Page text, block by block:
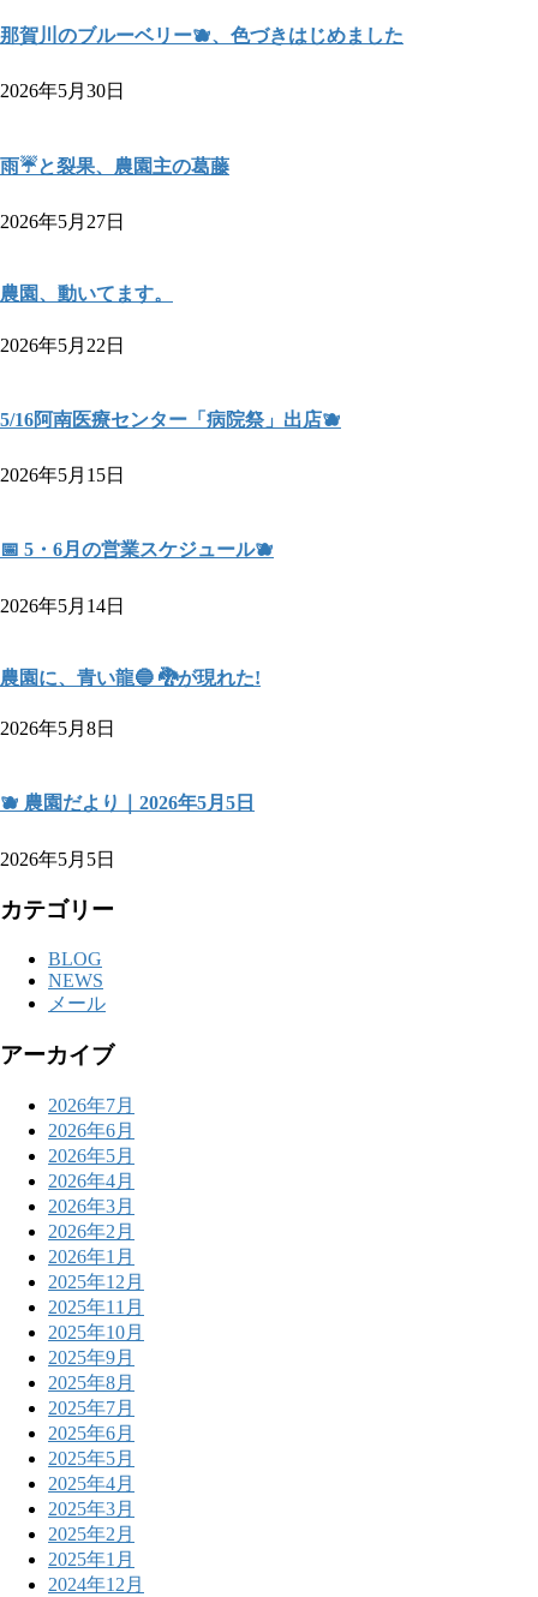
那賀川のブルーベリー🫐、色づきはじめました
2026年5月30日
雨☔と裂果、農園主の葛藤
2026年5月27日
農園、動いてます。
2026年5月22日
5/16阿南医療センター「病院祭」出店🫐
2026年5月15日
📅 5・6月の営業スケジュール🫐
2026年5月14日
農園に、青い龍🔵 🐉が現れた!
2026年5月8日
🫐 農園だより｜2026年5月5日
2026年5月5日
カテゴリー
BLOG
NEWS
メール
アーカイブ
2026年7月
2026年6月
2026年5月
2026年4月
2026年3月
2026年2月
2026年1月
2025年12月
2025年11月
2025年10月
2025年9月
2025年8月
2025年7月
2025年6月
2025年5月
2025年4月
2025年3月
2025年2月
2025年1月
2024年12月